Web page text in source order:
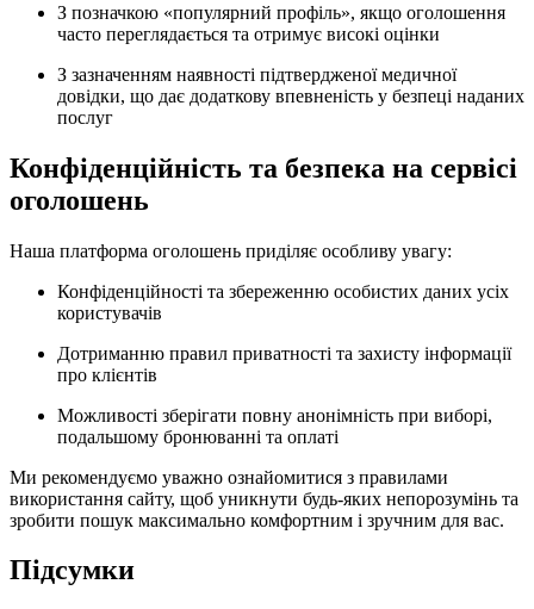
З позначкою «популярний профіль», якщо оголошення
часто переглядається та отримує високі оцінки
З зазначенням наявності підтвердженої медичної
довідки, що дає додаткову впевненість у безпеці наданих
послуг
Конфіденційність та безпека на сервісі
оголошень
Наша платформа оголошень приділяє особливу увагу:
Конфіденційності та збереженню особистих даних усіх
користувачів
Дотриманню правил приватності та захисту інформації
про клієнтів
Можливості зберігати повну анонімність при виборі,
подальшому бронюванні та оплаті
Ми рекомендуємо уважно ознайомитися з правилами
використання сайту, щоб уникнути будь-яких непорозумінь та
зробити пошук максимально комфортним і зручним для вас.
Підсумки